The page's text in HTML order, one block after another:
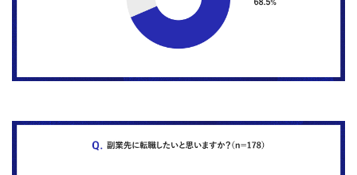
IT人材の副業内容のトップは「広告・SEO・SNS運用」